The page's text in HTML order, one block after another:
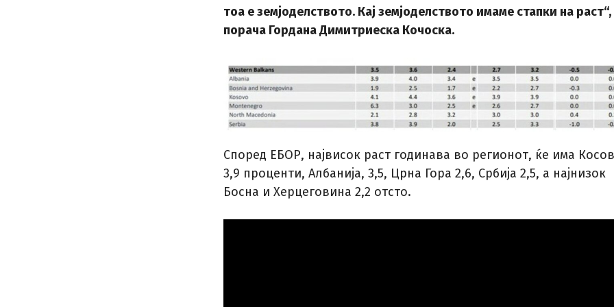
тоа е земјоделството. Кај земјоделството имаме стапки на раст“,
порача Гордана Димитриеска Кочоска.
Според ЕБОР, највисок раст годинава во регионот, ќе има
3,9 проценти, Албанија, 3,5, Црна Гора 2,6, Србија 2,5, а најнизок
Босна и Херцеговина 2,2 отсто.